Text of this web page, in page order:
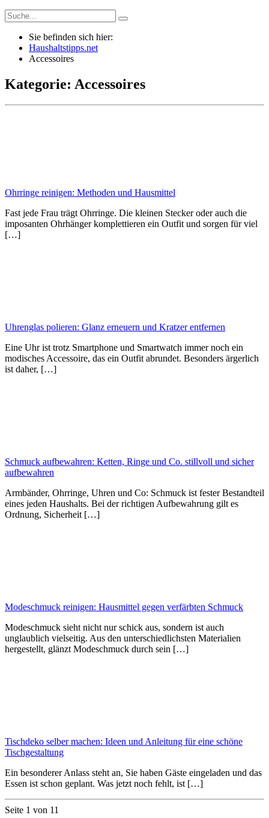
Sie befinden sich hier:
Haushaltstipps.net
Accessoires
Kategorie: Accessoires
Ohrringe reinigen: Methoden und Hausmittel
Fast jede Frau trägt Ohrringe. Die kleinen Stecker oder auch die
imposanten Ohrhänger komplettieren ein Outfit und sorgen für viel
[…]
Uhrenglas polieren: Glanz erneuern und Kratzer entfernen
Eine Uhr ist trotz Smartphone und Smartwatch immer noch ein
modisches Accessoire, das ein Outfit abrundet. Besonders ärgerlich
ist daher, […]
Schmuck aufbewahren: Ketten, Ringe und Co. stillvoll und sicher
aufbewahren
Armbänder, Ohrringe, Uhren und Co: Schmuck ist fester Bestandteil
eines jeden Haushalts. Bei der richtigen Aufbewahrung gilt es
Ordnung, Sicherheit […]
Modeschmuck reinigen: Hausmittel gegen verfärbten Schmuck
Modeschmuck sieht nicht nur schick aus, sondern ist auch
unglaublich vielseitig. Aus den unterschiedlichsten Materialien
hergestellt, glänzt Modeschmuck durch sein […]
Tischdeko selber machen: Ideen und Anleitung für eine schöne
Tischgestaltung
Ein besonderer Anlass steht an, Sie haben Gäste eingeladen und das
Essen ist schon geplant. Was jetzt noch fehlt, ist […]
Seite 1 von 11